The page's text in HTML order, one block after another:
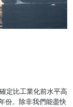
定比工業化前水平高
份。除非我們能盡快